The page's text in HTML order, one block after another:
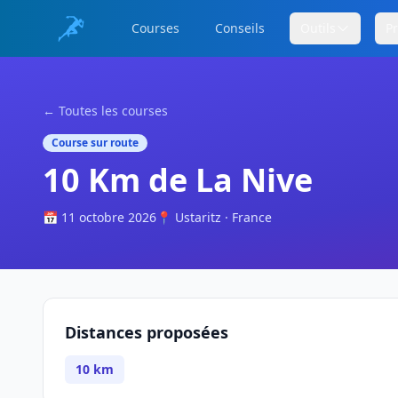
Courses Conseils
← Toutes les courses
Course sur route
10 Km de La Nive
📅 11 octobre 2026 📍 Ustaritz · France
Distances proposées
10 km